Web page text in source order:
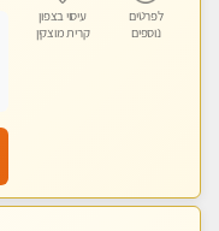
לפרטים
נוספים
עיסוי בצפון
קרית מוצקין